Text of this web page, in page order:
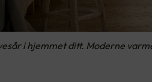
i hjemmet ditt. Moderne